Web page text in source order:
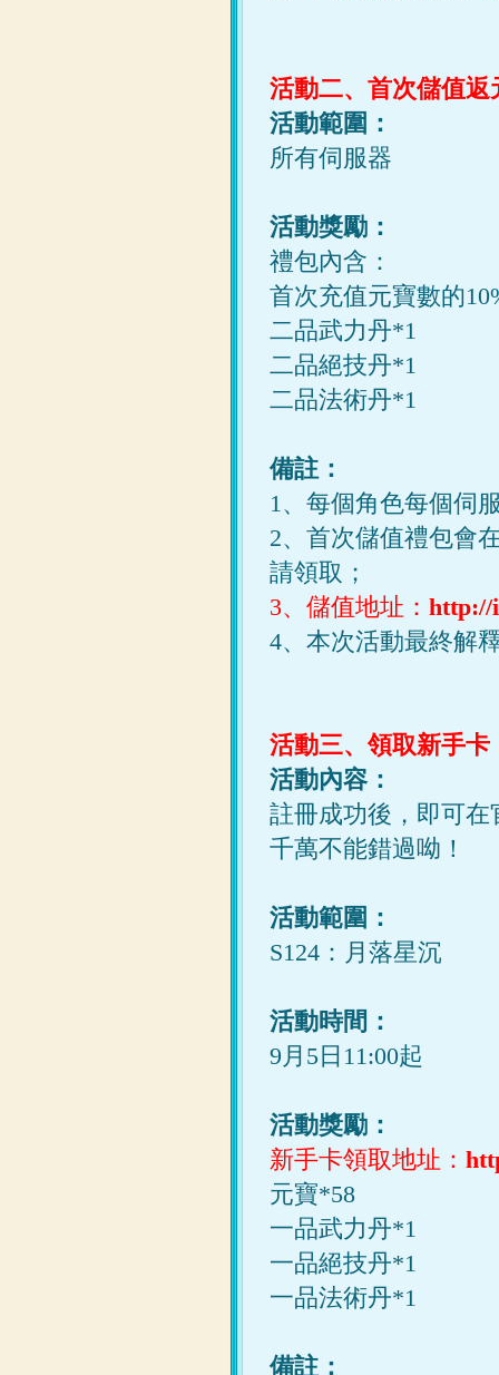
活動二、首次儲值
活動範圍：
所有伺服器
活動獎勵：
禮包內含：
首次充值元寶數的
二品武力丹*1
二品絕技丹*1
二品法術丹*1
備註：
1、每個角色每個伺
2、首次儲值禮包會
請領取；
3、儲值地址： http://
4、本次活動最終解
活動三、領取新手卡
活動內容：
註冊成功後，即可
千萬不能錯過呦！
活動範圍：
S124：月落星沉
活動時間：
9月5日11:00起
活動獎勵：
新手卡領取地址：
元寶*58
一品武力丹*1
一品絕技丹*1
一品法術丹*1
備註：